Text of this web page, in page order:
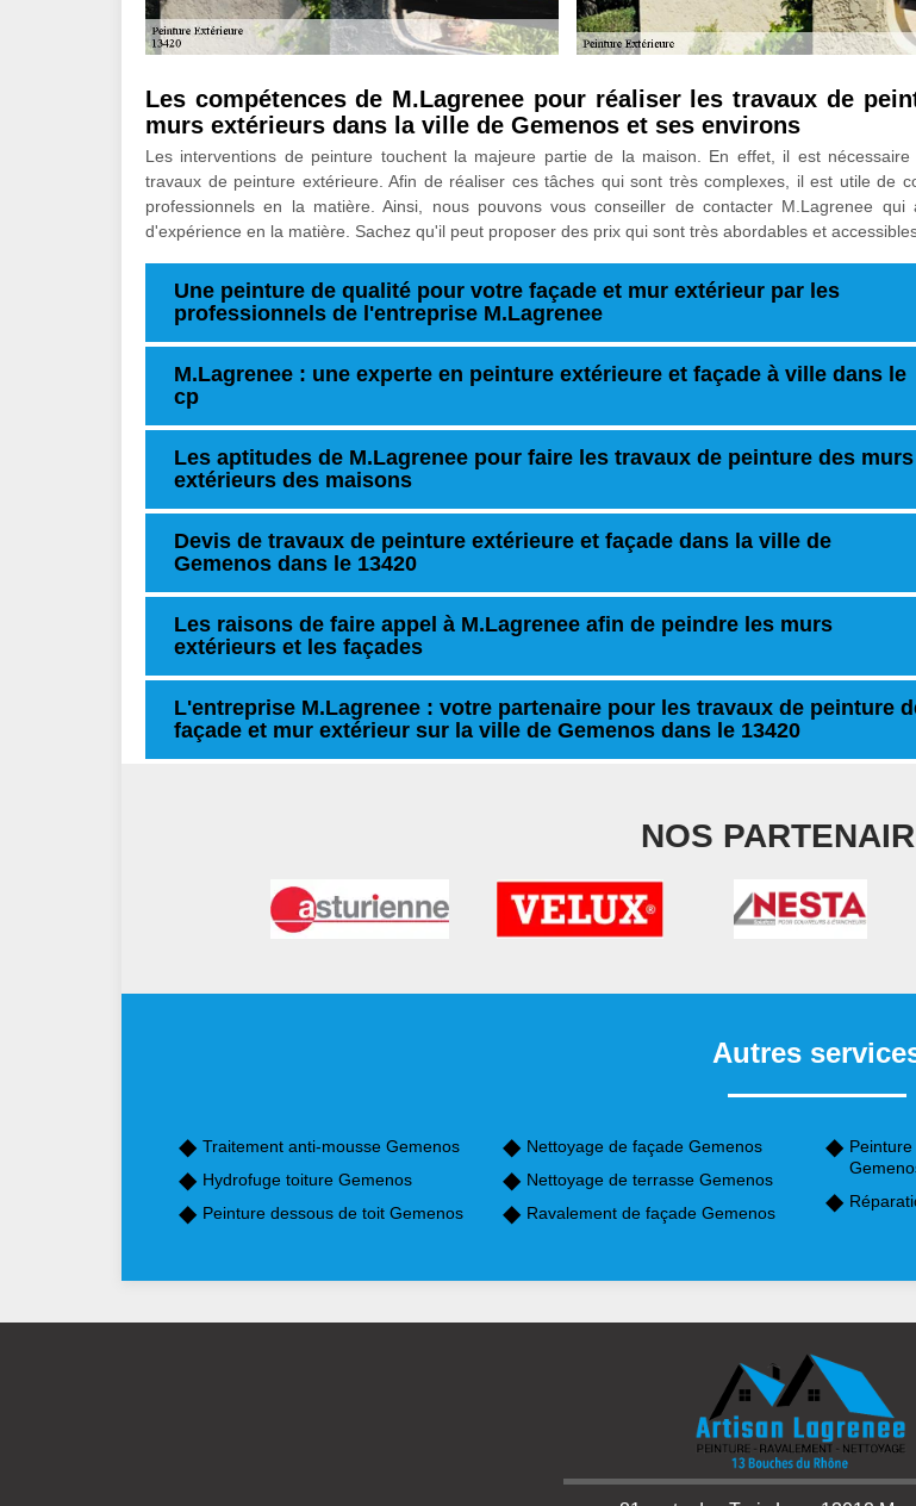
Les compétences de M.Lagrenee pour réaliser les travaux de
murs extérieurs dans la ville de Gemenos et ses environs
Les interventions de peinture touchent la majeure partie de la maison. En effet, il est
travaux de peinture extérieure. Afin de réaliser ces tâches qui sont très complexes, il est utile de
professionnels en la matière. Ainsi, nous pouvons vous conseiller de contacter M.Lagrenee qui
d'expérience en la matière. Sachez qu'il peut proposer des prix qui sont très abordables et
Une peinture de qualité pour votre façade et mur extérieur par les
professionnels de l'entreprise M.Lagrenee
M.Lagrenee : une experte en peinture extérieure et façade à ville dans le
cp
Les aptitudes de M.Lagrenee pour faire les travaux de peinture des murs
extérieurs des maisons
Devis de travaux de peinture extérieure et façade dans la ville de
Gemenos dans le 13420
Les raisons de faire appel à M.Lagrenee afin de peindre les murs
extérieurs et les façades
L'entreprise M.Lagrenee : votre partenaire pour les travaux de peinture
façade et mur extérieur sur la ville de Gemenos dans le 13420
NOS
Autres
Traitement anti-mousse Gemenos
Hydrofuge toiture Gemenos
Peinture dessous de toit Gemenos
Nettoyage de façade Gemenos
Nettoyage de terrasse Gemenos
Ravalement de façade Gemenos